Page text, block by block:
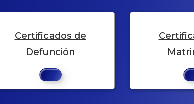
Certificados de
Defunción